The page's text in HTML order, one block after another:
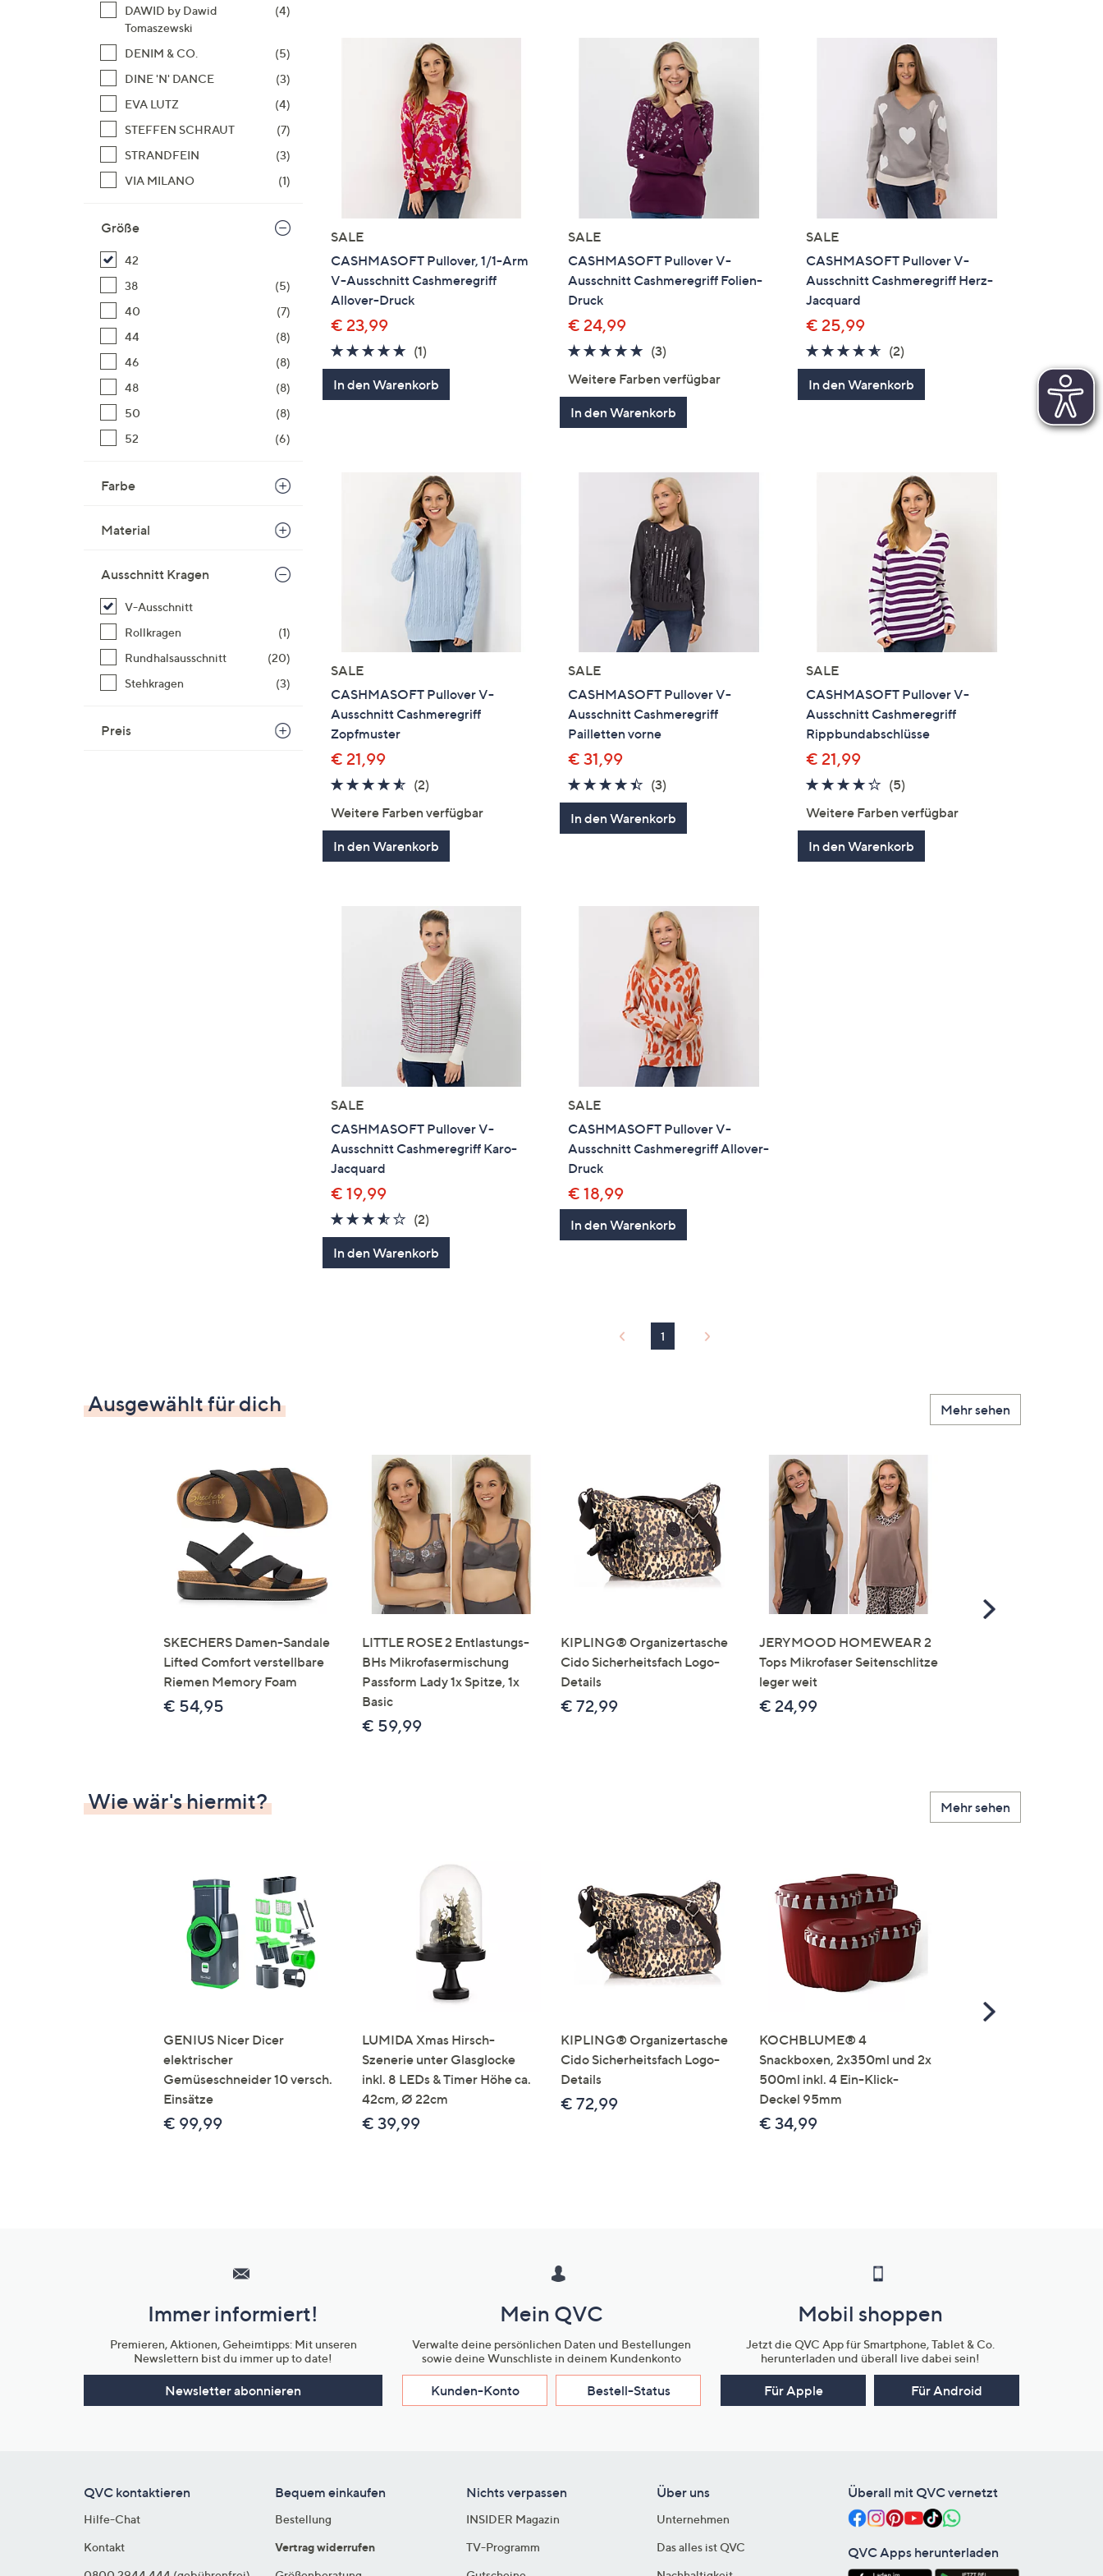
anzuzeigen.
DAWID by Dawid
Tomaszewski
(4)
DENIM & CO.
(5)
DINE 'N' DANCE
(3)
EVA LUTZ
(4)
STEFFEN SCHRAUT
(7)
STRANDFEIN
(3)
VIA MILANO
(1)
Größe
42
38
(5)
40
(7)
44
(8)
46
(8)
48
(8)
50
(8)
52
(6)
Farbe
Material
Ausschnitt Kragen
V-Ausschnitt
Rollkragen
(1)
Rundhalsausschnitt
(20)
Stehkragen
(3)
Preis
SALE
CASHMASOFT Pullover, 1/1-Arm
V-Ausschnitt Cashmeregriff
Allover-Druck
€ 23,99
5.0
von
5
(1)1
Bewertungen
In den Warenkorb
SALE
CASHMASOFT Pullover V-
Ausschnitt Cashmeregriff Folien-
Druck
€ 24,99
4.7
5
(3)
Weitere Farben verfügbar
In den Warenkorb
SALE
CASHMASOFT Pullover V-
Ausschnitt Cashmeregriff Herz-
Jacquard
€ 25,99
4.5
von
5
(2)
Bewertungen
In den Warenkorb
SALE
CASHMASOFT Pullover V-
Ausschnitt Cashmeregriff
Zopfmuster
€ 21,99
4.5
(2)2
Weitere Farben verfügbar
In den Warenkorb
SALE
CASHMASOFT Pullover V-
Ausschnitt Cashmeregriff
Pailletten vorne
€ 31,99
4.3
von
5
(3)
Bewertungen
In den Warenkorb
SALE
CASHMASOFT Pullover V-
Ausschnitt Cashmeregriff
Rippbundabschlüsse
€ 21,99
4.2
(5)
Weitere Farben verfügbar
In den Warenkorb
SALE
CASHMASOFT Pullover V-
Ausschnitt Cashmeregriff Karo-
Jacquard
€ 19,99
3.5
von
5
(2)2
Bewertungen
In den Warenkorb
SALE
CASHMASOFT Pullover V-
Ausschnitt Cashmeregriff Allover-
Druck
€ 18,99
In den Warenkorb
1
Ausgewählt für dich Mehr sehen
SKECHERS Damen-Sandale
Lifted Comfort verstellbare
Riemen Memory Foam
€ 54,95
LITTLE ROSE 2 Entlastungs-
BHs Mikrofasermischung
Passform Lady 1x Spitze, 1x
Basic
€ 59,99
KIPLING® Organizertasche
Cido Sicherheitsfach Logo-
Details
€ 72,99
JERYMOOD HOMEWEAR 2
Tops Mikrofaser Seitenschlitze
leger weit
€ 24,99
Scroll
Right
Wie wär's hiermit? Mehr sehen
GENIUS Nicer Dicer
elektrischer
Gemüseschneider 10 versch.
Einsätze
€ 99,99
LUMIDA Xmas Hirsch-
Szenerie unter Glasglocke
inkl. 8 LEDs & Timer Höhe ca.
42cm, Ø 22cm
€ 39,99
KIPLING® Organizertasche
Cido Sicherheitsfach Logo-
Details
€ 72,99
KOCHBLUME® 4
Snackboxen, 2x350ml und 2x
500ml inkl. 4 Ein-Klick-
Deckel 95mm
€ 34,99
Scroll
Right
Unternehmensinformationen
Immer informiert!
Premieren, Aktionen, Geheimtipps: Mit unseren
Newslettern bist du immer up to date!
Newsletter abonnieren
Mein QVC
Verwalte deine persönlichen Daten und Bestellungen
sowie deine Wunschliste in deinem Kundenkonto
Kunden-Konto Bestell-Status
Mobil shoppen
Jetzt die QVC App für Smartphone, Tablet & Co.
herunterladen und überall live dabei sein!
Für Apple Für Android
QVC kontaktieren
Hilfe-Chat
Kontakt
Bequem einkaufen
Bestellung
Vertrag widerrufen
Nichts verpassen
INSIDER Magazin
TV-Programm
Über uns
Unternehmen
Das alles ist QVC
Überall mit QVC vernetzt
QVC Apps herunterladen